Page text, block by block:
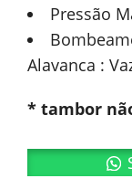
Pressão
Alavanca :
* tambor